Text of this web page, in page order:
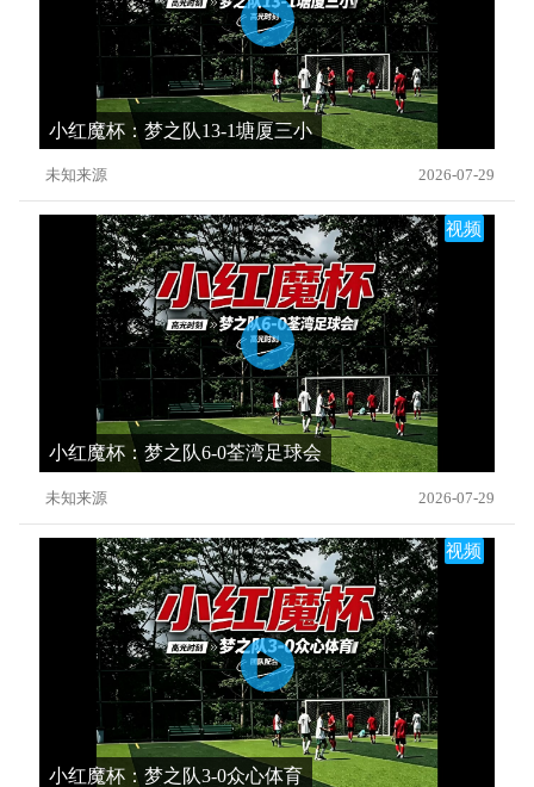
小红魔杯：梦之队13-1塘厦三小
未知来源 2026-07-29
视频
小红魔杯：梦之队6-0荃湾足球会
未知来源 2026-07-29
视频
小红魔杯：梦之队3-0众心体育